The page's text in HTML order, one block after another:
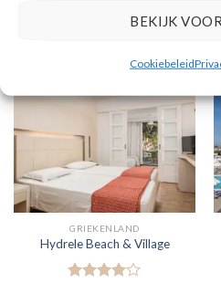
BEKIJK
Cookiebeleid
PRIJZEN EN BOEKEN
GRIEKENLAND
Hydrele Beach & Village